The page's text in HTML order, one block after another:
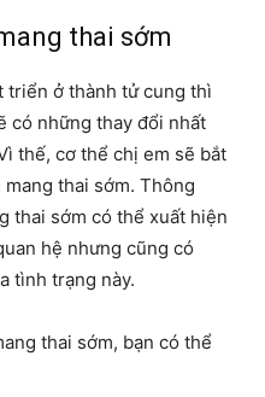
thai sớm
triển ở thành tử cung thì
có những thay đổi nhất
thế, cơ thể chị em sẽ bắt
thai sớm. Thông
thai sớm có thể xuất hiện
hệ nhưng cũng có
tình trạng này.
thai sớm, bạn có thể